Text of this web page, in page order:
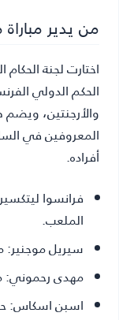
من يدير
اختارت لجنة الحكام
الحكم الدولي
والأرجنتين،
المعروفين في
أفراده.
فرانسوا
الملعب.
سيريل موجنير:
مهدى رحموني:
اسبن اسكاس: